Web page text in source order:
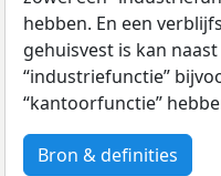
hebben. En een
gehuisvest is kan
“industriefunctie”
“kantoorfunctie”
Bron & definities